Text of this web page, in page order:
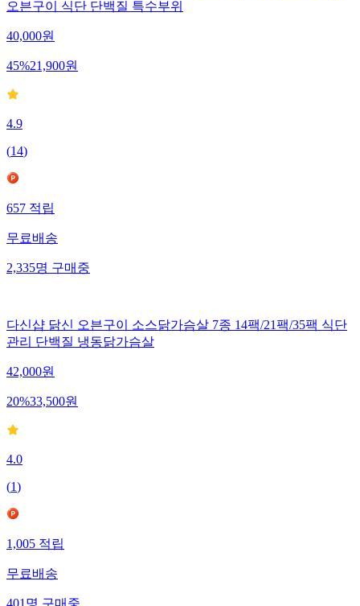
오븐구이 식단 단백질 특수부위
40,000원
45%21,900원
4.9
(14)
657적립
무료배송
2,335명구매중
다신샵 닭신 오븐구이 소스닭가슴살 7종 14팩/21팩/35팩 식단
관리 단백질 냉동닭가슴살
42,000원
20%33,500원
4.0
(1)
1,005적립
무료배송